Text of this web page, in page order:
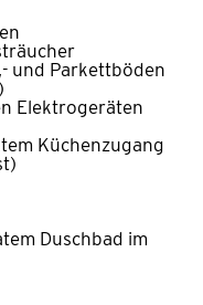
und Parkettböden
Elektrogeräten
Küchenzugang
Duschbad im